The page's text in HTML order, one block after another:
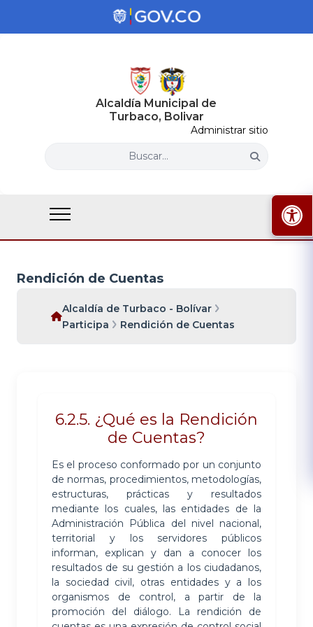
Alcaldía Municipal de
Turbaco, Bolivar
Administrar sitio
Buscar...
Rendición de Cuentas
Alcaldía de Turbaco - Bolívar
Participa
Rendición de Cuentas
6.2.5. ¿Qué es la Rendición
de Cuentas?
Es el proceso conformado por un conjunto
de normas, procedimientos, metodologías,
estructuras, prácticas y resultados
mediante los cuales, las entidades de la
Administración Pública del nivel nacional,
territorial y los servidores públicos
informan, explican y dan a conocer los
resultados de su gestión a los ciudadanos,
la sociedad civil, otras entidades y a los
organismos de control, a partir de la
promoción del diálogo. La rendición de